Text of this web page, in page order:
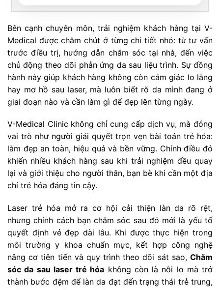
Bên cạnh chuyên môn, trải nghiệm khách hàng tại V-
Medical được chăm chút ở từng chi tiết nhỏ: từ tư vấn
trước điều trị, hướng dẫn chăm sóc tại nhà, đến việc
chủ động theo dõi phản ứng da sau liệu trình. Sự đồng
hành này giúp khách hàng không còn cảm giác lo lắng
hay mơ hồ sau laser, mà luôn biết rõ da mình đang ở
giai đoạn nào và cần làm gì để đẹp lên từng ngày.
V-Medical Clinic không chỉ cung cấp dịch vụ, mà đóng
vai trò như người giải quyết trọn vẹn bài toán trẻ hóa:
làm đẹp an toàn, hiệu quả và bền vững. Chính điều đó
khiến nhiều khách hàng sau khi trải nghiệm đều quay
lại và giới thiệu cho người thân, bạn bè khi cần một địa
chỉ trẻ hóa đáng tin cậy.
Laser trẻ hóa mở ra cơ hội cải thiện làn da rõ rệt,
nhưng chính cách bạn chăm sóc sau đó mới là yếu tố
quyết định vẻ đẹp dài lâu. Khi được thực hiện trong
môi trường y khoa chuẩn mực, kết hợp công nghệ
nâng cơ tiên tiến và quy trình theo dõi sát sao, Chăm
sóc da sau laser trẻ hóa không còn là nỗi lo mà trở
thành bước đệm để làn da đạt đến trạng thái trẻ trung,